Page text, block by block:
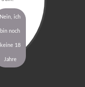
Nein, ich
bin noch
keine 18
Jahre